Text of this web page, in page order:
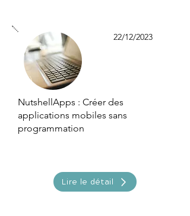
22/12/2023
NutshellApps : Créer des
applications mobiles sans
programmation
Lire le détail